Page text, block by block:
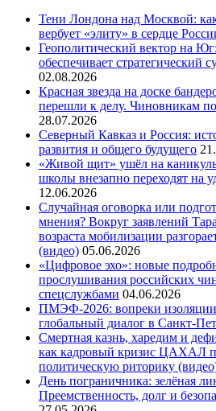
Тени Лондона над Москвой:
вербует «элиту» в сердце
Геополитический вектор на
обеспечивает стратегический
02.08.2026
Красная звезда на доске
перешли к делу. Чиновникам
28.07.2026
Северный Кавказ и Россия:
развития и общего будущего
«Живой щит» ушёл на
школы внезапно переходят на
12.06.2026
Случайная оговорка или
мнения? Вокруг заявлений
возраста мобилизации
(видео) 05.06.2026
«Цифровое эхо»: новые
прослушивания российских
спецслужбами 04.06.2026
ПМЭФ-2026: вопреки
глобальный диалог в Санкт-
Смертная казнь, харедим и
как кадровый кризис ЦАХАЛ
политическую риторику
День пограничника: зелёная
Преемственность, долг и